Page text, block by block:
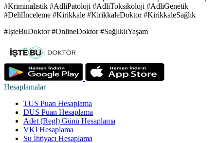
#Kriminalistik #AdliPatoloji #AdliToksikoloji #AdliGenetik
#Delilİnceleme #Kirikkale #KirikkaleDoktor #KirikkaleSağlık
#İşteBuDoktor #OnlineDoktor #SağlıklıYaşam
Hesaplamalar
TUS Puan Hesaplama
DUS Puan Hesaplama
Adet (Regl) Günü Hesaplama
VKI Hesaplama
Su İhtiyacı Hesaplama